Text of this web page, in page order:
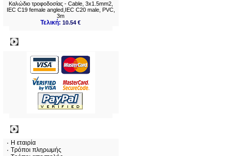
Καλώδιο τροφοδοσίας - Cable, 3x1.5mm2,
IEC C19 female angled,IEC C20 male, PVC,
3m
Τελική:10.54 €
Η εταιρία
Τρόποι πληρωμής